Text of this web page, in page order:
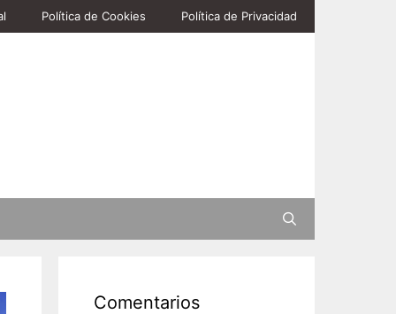
Política de Cookies Política de Privacidad
Comentarios